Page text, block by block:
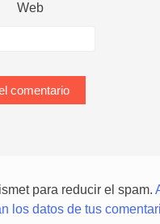
Web
para reducir el spam.
los datos de tus